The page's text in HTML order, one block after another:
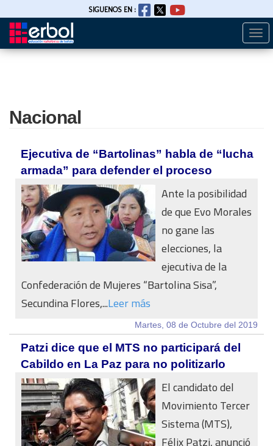
Pasar
SIGUENOS EN :
Nacional
Ejecutiva de “Bartolinas” habla de “lucha
armada” para defender el proceso
Ante la posibilidad
de que Evo Morales
no gane las
elecciones, la
ejecutiva de la
Confederación de Mujeres “Bartolina Sisa”,
Secundina Flores,...Leer más
Martes, 08 de Octubre del 2019
Patzi dice que el MTS no participará del
Cabildo en La Paz para no politizarlo
El candidato del
Movimiento Tercer
Sistema (MTS),